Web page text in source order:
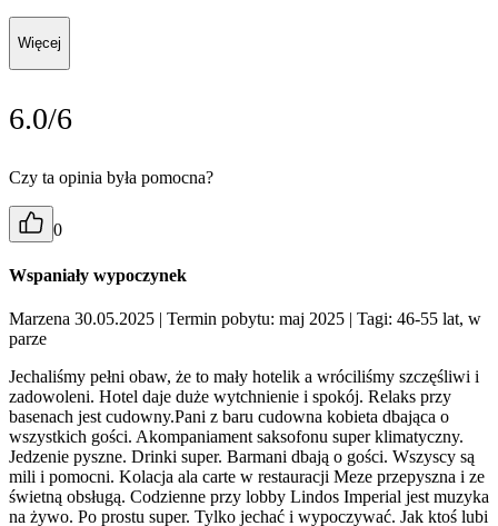
Więcej
6.0/6
Czy ta opinia była pomocna?
0
Wspaniały wypoczynek
Marzena 30.05.2025 | Termin pobytu: maj 2025 | Tagi: 46-55 lat, w
parze
Jechaliśmy pełni obaw, że to mały hotelik a wróciliśmy szczęśliwi i
zadowoleni. Hotel daje duże wytchnienie i spokój. Relaks przy
basenach jest cudowny.Pani z baru cudowna kobieta dbająca o
wszystkich gości. Akompaniament saksofonu super klimatyczny.
Jedzenie pyszne. Drinki super. Barmani dbają o gości. Wszyscy są
mili i pomocni. Kolacja ala carte w restauracji Meze przepyszna i ze
świetną obsługą. Codzienne przy lobby Lindos Imperial jest muzyka
na żywo. Po prostu super. Tylko jechać i wypoczywać. Jak ktoś lubi